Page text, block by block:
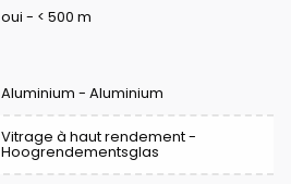
oui - < 500 m
Aluminium - Aluminium
Vitrage à haut rendement -
Hoogrendementsglas